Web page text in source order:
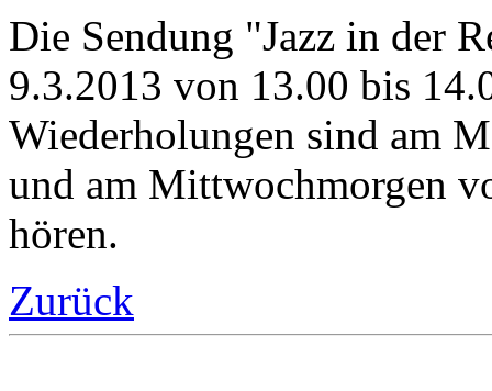
Die Sendung "Jazz in der
9.3.2013 von 13.00 bis
Wiederholungen sind am
und am Mittwochmorgen
hören.
Zurück